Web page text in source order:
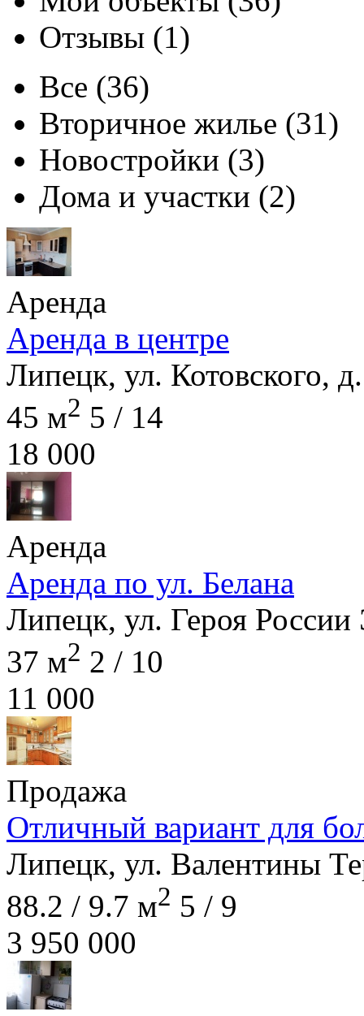
Отзывы (1)
Все (36)
Вторичное жилье (31)
Новостройки (3)
Дома и участки (2)
Аренда
Аренда в центре
Липецк, ул. Котовского,
45 м2 5 / 14
18 000
Аренда
Аренда по ул. Белана
Липецк, ул. Героя России
37 м2 2 / 10
11 000
Продажа
Отличный вариант для
Липецк, ул. Валентины
88.2 / 9.7 м2 5 / 9
3 950 000